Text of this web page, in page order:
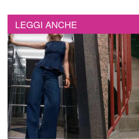
LEGGI ANCHE